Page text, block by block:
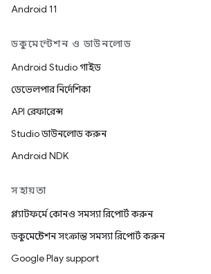
Android 11
ডকুমেন্টেশন ও ডাউনলোড
Android Studio গাইড
ডেভেলপার নির্দেশিকা
API রেফারেন্স
Studio ডাউনলোড করুন
Android NDK
সহায়তা
প্ল্যাটফর্মে কোনও সমস্যা রিপোর্ট করুন
ডকুমেন্টেশন সংক্রান্ত সমস্যা রিপোর্ট করুন
Google Play support